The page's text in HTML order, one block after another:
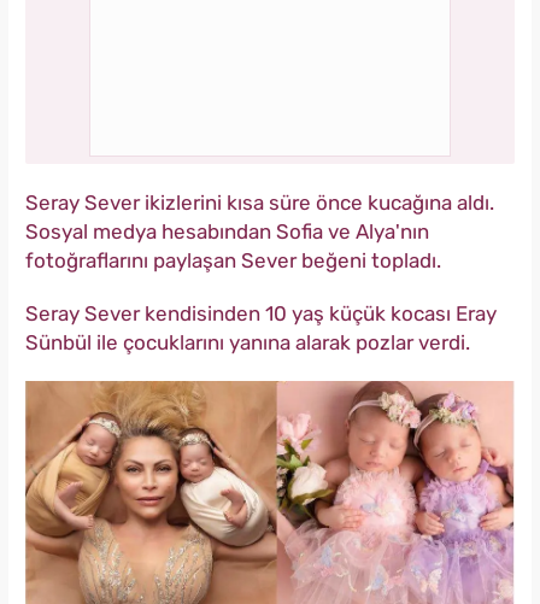
Seray Sever ikizlerini kısa süre önce kucağına aldı.
Sosyal medya hesabından Sofia ve Alya'nın
fotoğraflarını paylaşan Sever beğeni topladı.
Seray Sever kendisinden 10 yaş küçük kocası Eray
Sünbül ile çocuklarını yanına alarak pozlar verdi.